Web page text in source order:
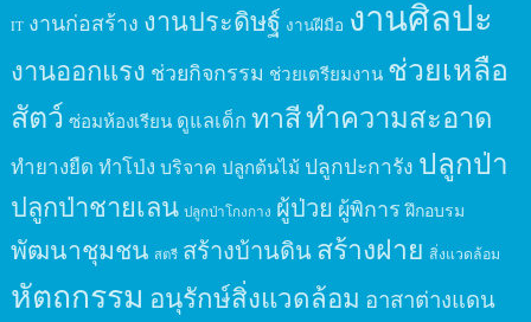
IT งานก่อสร้าง งานประดิษฐ์ งานฝีมือ งานศิลปะ
งานออกแรง ช่วยกิจกรรม ช่วยเตรียมงาน ช่วยเหลือ
สัตว์ ซ่อมห้องเรียน ดูแลเด็ก ทาสีทำความสะอาด
ทำยางยืด ทำโป่ง บริจาค ปลูกต้นไม้ ปลูกปะการัง ปลูกป่า
ปลูกป่าชายเลน ปลูกป่าโกงกาง ผู้ป่วย ผู้พิการ ฝึกอบรม
พัฒนาชุมชน สตรี สร้างบ้านดินสร้างฝาย สิ่งแวดล้อม
หัตถกรรม อนุรักษ์สิ่งแวดล้อม อาสาต่างแดน